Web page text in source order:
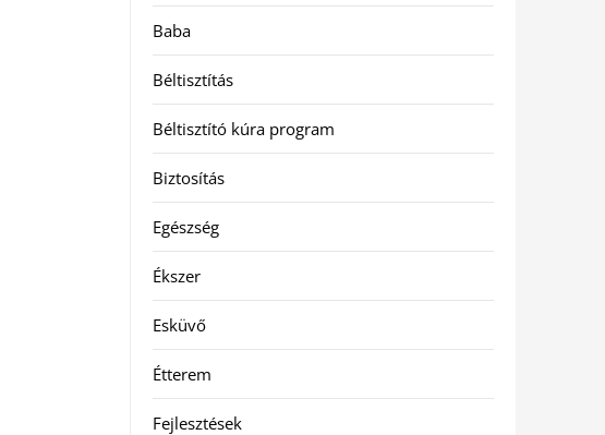
Baba
Béltisztítás
Béltisztító kúra program
Biztosítás
Egészség
Ékszer
Esküvő
Étterem
Fejlesztések